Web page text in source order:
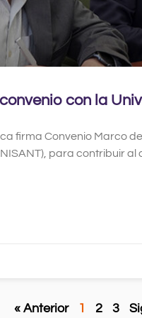
con la
firma Convenio Marco
para contribuir
« Anterior 1 2 3